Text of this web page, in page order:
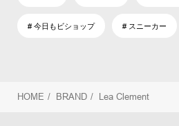
# 今日もビショップ # スニーカー
HOME / BRAND / Lea Clement